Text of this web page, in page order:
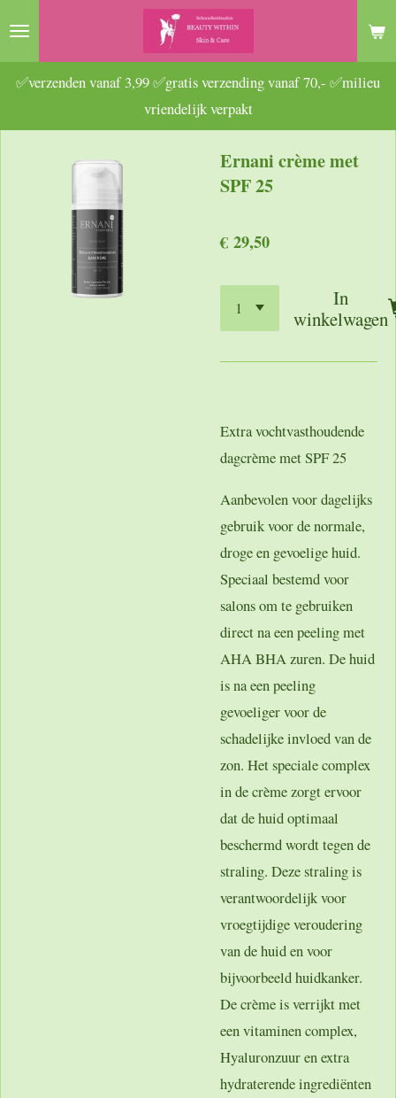
Ga
naar
hoofdinhoud
✅verzenden vanaf 3,99 ✅gratis verzending vanaf 70,- ✅milieu
vriendelijk verpakt
Ernani crème met
SPF 25
€ 29,50
In
winkelwagen
Extra vochtvasthoudende
dagcrème met SPF 25
Aanbevolen voor dagelijks
gebruik voor de normale,
droge en gevoelige huid.
Speciaal bestemd voor
salons om te gebruiken
direct na een peeling met
AHA BHA zuren. De huid
is na een peeling
gevoeliger voor de
schadelijke invloed van de
zon. Het speciale complex
in de crème zorgt ervoor
dat de huid optimaal
beschermd wordt tegen de
straling. Deze straling is
verantwoordelijk voor
vroegtijdige veroudering
van de huid en voor
bijvoorbeeld huidkanker.
De crème is verrijkt met
een vitaminen complex,
Hyaluronzuur en extra
hydraterende ingrediënten